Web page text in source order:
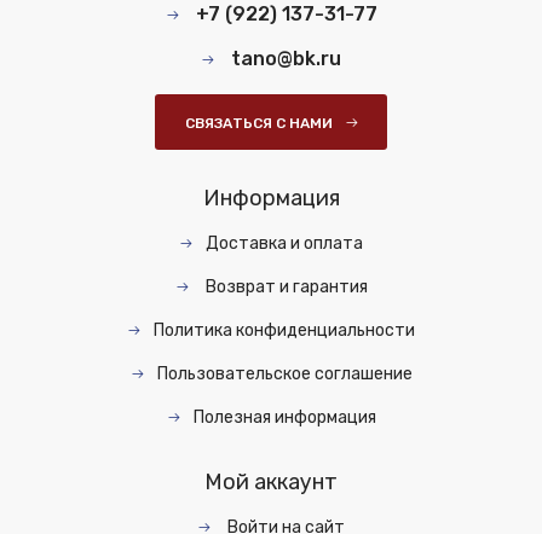
+7 (922) 137-31-77
tano@bk.ru
СВЯЗАТЬСЯ С НАМИ
Информация
Доставка и оплата
Возврат и гарантия
Политика конфиденциальности
Пользовательское соглашение
Полезная информация
Мой аккаунт
Войти на сайт